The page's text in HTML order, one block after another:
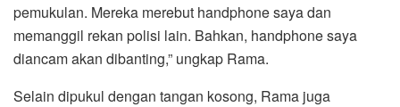
pemukulan. Mereka merebut handphone saya dan
memanggil rekan polisi lain. Bahkan, handphone saya
diancam akan dibanting,” ungkap Rama.
Selain dipukul dengan tangan kosong, Rama juga